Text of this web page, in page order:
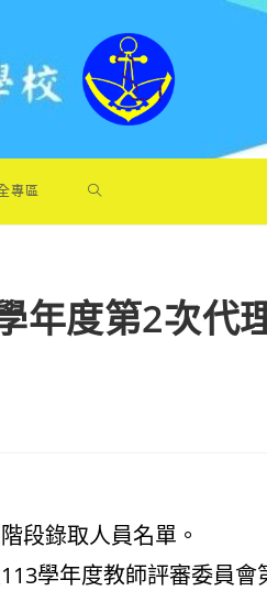
專區
年度第2次代
段錄取人員名單。
學年度教師評審委員會